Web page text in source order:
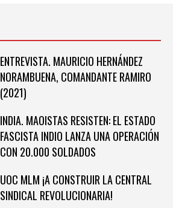
ENTREVISTA. MAURICIO HERNÁNDEZ
NORAMBUENA, COMANDANTE RAMIRO
(2021)
INDIA. MAOISTAS RESISTEN: EL ESTADO
FASCISTA INDIO LANZA UNA OPERACIÓN
CON 20.000 SOLDADOS
UOC MLM ¡A CONSTRUIR LA CENTRAL
SINDICAL REVOLUCIONARIA!